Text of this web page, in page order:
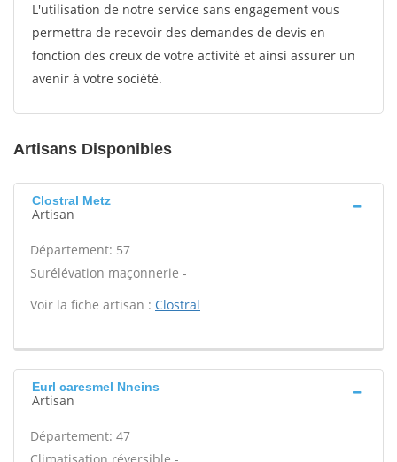
L'utilisation de notre service sans engagement vous
permettra de recevoir des demandes de devis en
fonction des creux de votre activité et ainsi assurer un
avenir à votre société.
Artisans Disponibles
Clostral Metz
Artisan
Département: 57
Surélévation maçonnerie -
Voir la fiche artisan : Clostral
Eurl caresmel Nneins
Artisan
Département: 47